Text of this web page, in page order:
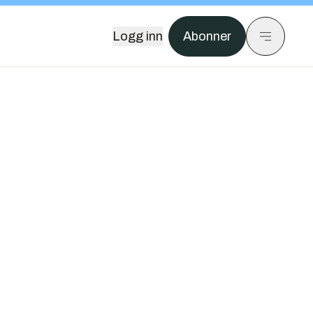
Logg inn Abonner